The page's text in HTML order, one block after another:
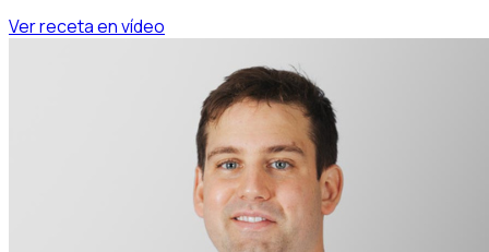
Ver receta en vídeo